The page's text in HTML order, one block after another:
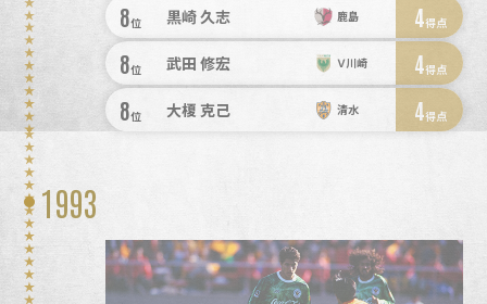
8位 黒崎 久志 鹿島 4得点
8位 武田 修宏 Ｖ川崎 4得点
8位 大榎 克己 清水 4得点
1993